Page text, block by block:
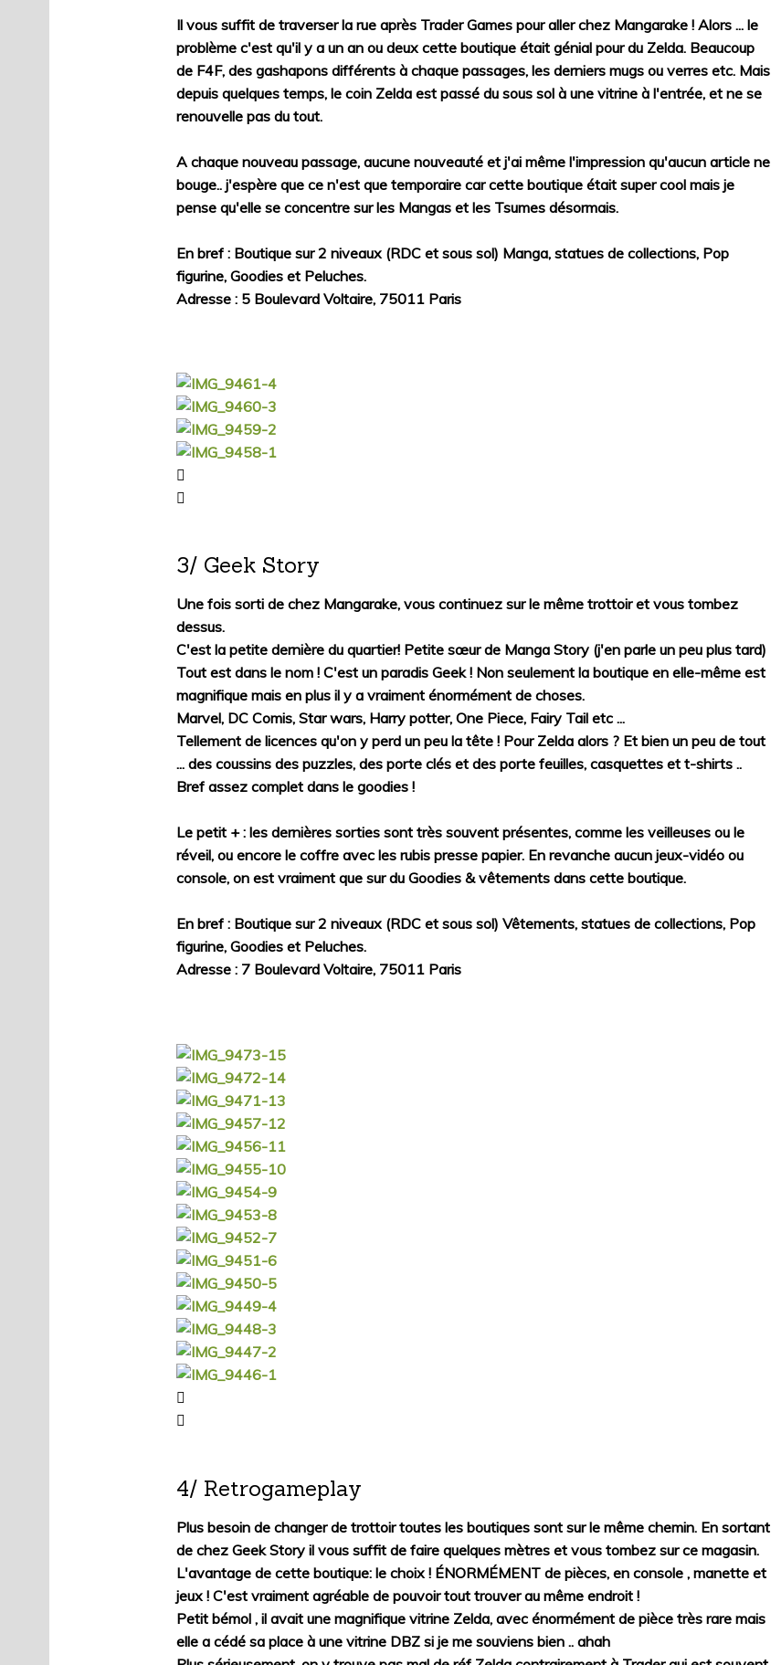
Il vous suffit de traverser la rue après Trader Games pour aller chez Mangarake ! Alors ... le
problème c'est qu'il y a un an ou deux cette boutique était génial pour du Zelda. Beaucoup
de F4F, des gashapons différents à chaque passages, les derniers mugs ou verres etc. Mais
depuis quelques temps, le coin Zelda est passé du sous sol à une vitrine à l'entrée, et ne se
renouvelle pas du tout.
A chaque nouveau passage, aucune nouveauté et j'ai même l'impression qu'aucun article ne
bouge.. j'espère que ce n'est que temporaire car cette boutique était super cool mais je
pense qu'elle se concentre sur les Mangas et les Tsumes désormais.
En bref : Boutique sur 2 niveaux (RDC et sous sol) Manga, statues de collections, Pop
figurine, Goodies et Peluches.
Adresse : 5 Boulevard Voltaire, 75011 Paris
3/ Geek Story
Une fois sorti de chez Mangarake, vous continuez sur le même trottoir et vous tombez
dessus.
C'est la petite dernière du quartier! Petite sœur de Manga Story (j'en parle un peu plus tard)
Tout est dans le nom ! C'est un paradis Geek ! Non seulement la boutique en elle-même est
magnifique mais en plus il y a vraiment énormément de choses.
Marvel, DC Comis, Star wars, Harry potter, One Piece, Fairy Tail etc ...
Tellement de licences qu'on y perd un peu la tête ! Pour Zelda alors ? Et bien un peu de tout
... des coussins des puzzles, des porte clés et des porte feuilles, casquettes et t-shirts ..
Bref assez complet dans le goodies !
Le petit + : les dernières sorties sont très souvent présentes, comme les veilleuses ou le
réveil, ou encore le coffre avec les rubis presse papier. En revanche aucun jeux-vidéo ou
console, on est vraiment que sur du Goodies & vêtements dans cette boutique.
En bref : Boutique sur 2 niveaux (RDC et sous sol) Vêtements, statues de collections, Pop
figurine, Goodies et Peluches.
Adresse : 7 Boulevard Voltaire, 75011 Paris
4/ Retrogameplay
Plus besoin de changer de trottoir toutes les boutiques sont sur le même chemin. En sortant
de chez Geek Story il vous suffit de faire quelques mètres et vous tombez sur ce magasin.
L'avantage de cette boutique: le choix ! ÉNORMÉMENT de pièces, en console , manette et
jeux ! C'est vraiment agréable de pouvoir tout trouver au même endroit !
Petit bémol , il avait une magnifique vitrine Zelda, avec énormément de pièce très rare mais
elle a cédé sa place à une vitrine DBZ si je me souviens bien .. ahah